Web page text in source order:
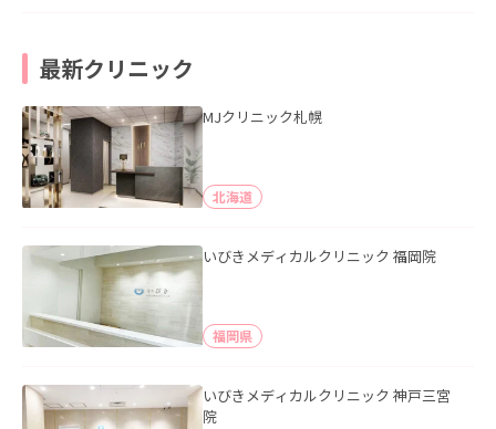
最新クリニック
MJクリニック札幌
北海道
いびきメディカルクリニック 福岡院
福岡県
いびきメディカルクリニック 神戸三宮
院